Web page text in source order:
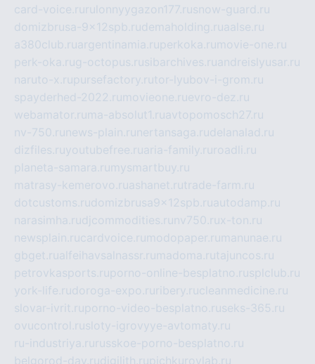
card-voice.ru rulonnyygazon177.rusnow-guard.ru
domizbrusa-9x12spb.rudemaholding.ruaalse.ru
a380club.ruargentinamia.ruperkoka.ru movie-one.ru
perk-oka.rug-octopus.rusibarchives.ruandreislyusar.ru
naruto-x.rupursefactory.rutor-lyubov-i-grom.ru
spayderhed-2022.ru movieone.ruevro-dez.ru
webamator.ru ma-absolut1.ruavtopomosch27.ru
nv-750.ru news-plain.ru nertansaga.rudelanalad.ru
dizfiles.ruyoutubefree.ruaria-family.ru roadli.ru
planeta-samara.ru mysmartbuy.ru
matrasy-kemerovo.ruashanet.rutrade-farm.ru
dotcustoms.rudomizbrusa9x12spb.ruautodamp.ru
narasimha.rudjcommodities.ru nv750.rux-ton.ru
newsplain.rucardvoice.ru modopaper.ru manunae.ru
gbget.rualfeihavsalnassr.ru madoma.rutajuncos.ru
petrovkasports.ruporno-online-besplatno.rusplclub.ru
york-life.rudoroga-expo.ru ribery.rucleanmedicine.ru
slovar-ivrit.ruporno-video-besplatno.ruseks-365.ru
ovucontrol.rusloty-igrovyye-avtomaty.ru
ru-industriya.ru russkoe-porno-besplatno.ru
belgorod-day.rudigilith.rupichkurovlab.ru